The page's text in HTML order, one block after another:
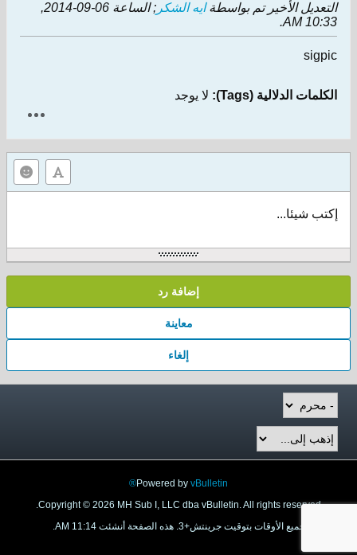
التعديل الأخير تم بواسطةايه الشكر ; الساعة
06-09-2014,
10:33 AM
.
sigpic
الكلمات الدلالية (Tags): لا يوجد
إكتب شيئا...
إضافة رد
معاينة
إلغاء
Powered by vBulletin®
Copyright © 2026 MH Sub I, LLC dba vBulletin. All rights reserved.
جميع الأوقات بتوقيت جرينتش+3. هذه الصفحة أنشئت 11:14 AM.